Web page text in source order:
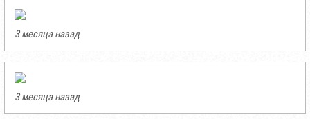
3 месяца назад
3 месяца назад